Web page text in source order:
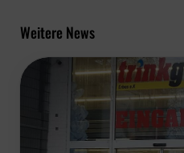
Weitere News